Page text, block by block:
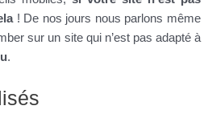
! De nos jours nous parlons même
sur un site qui n’est pas adapté à
.